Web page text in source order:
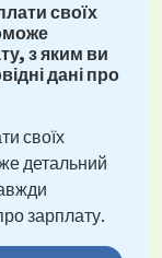
своїх
з яким ви
дані про
своїх
детальний
зарплату.